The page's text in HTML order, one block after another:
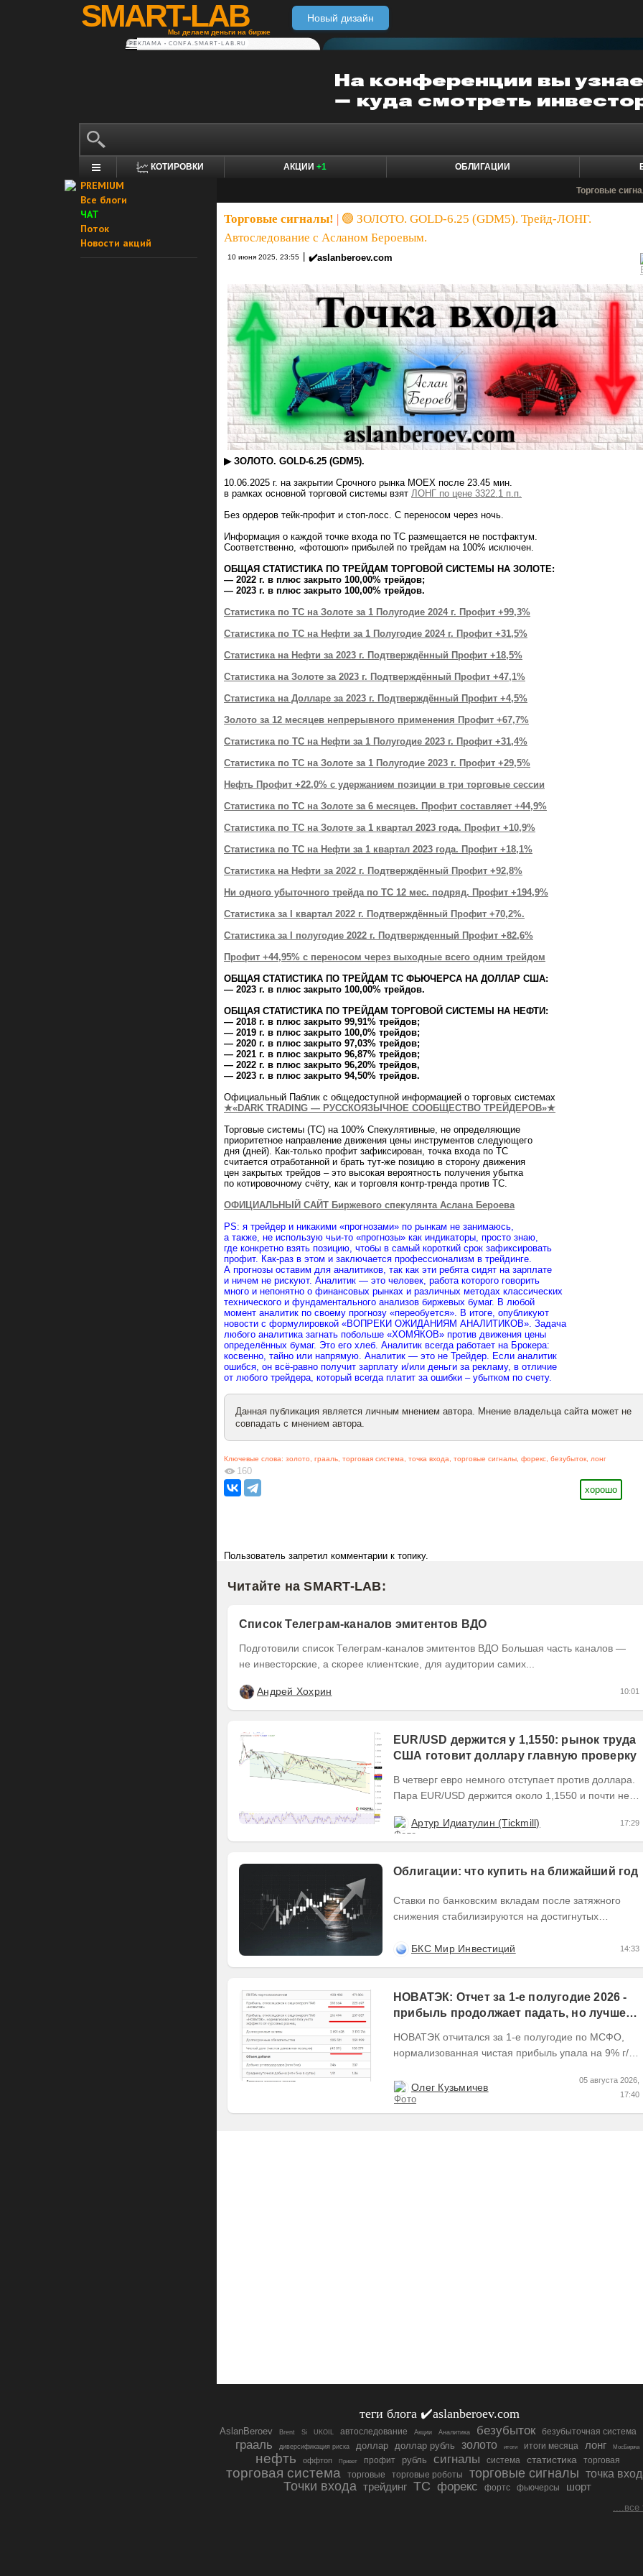
SMART-LAB
Мы делаем деньги на бирже
Новый дизайн
РЕКЛАМА • CONFA.SMART-LAB.RU
КОТИРОВКИ АКЦИИ +1 ОБЛИГАЦИИ
PREMIUM
Все блоги
ЧАТ
Поток
Новости акций
Торговые
Торговые сигналы!
🟢 ЗОЛОТО. GOLD-6.25 (GDМ5). Трейд-ЛОНГ.
Автоследование с Асланом Бероевым.
10 июня 2025, 23:55 ✔️aslanberoev.com
▶ ЗОЛОТО. GOLD-6.25 (GDM5).
10.06.2025 г. на закрытии Срочного рынка МОЕХ после 23.45 мин.
в рамках основной торговой системы взят ЛОНГ по цене 3322.1 п.п.
Без ордеров тейк-профит и стоп-лосс. С переносом через ночь.
Информация о каждой точке входа по ТС размещается не постфактум.
Соответственно, «фотошоп» прибылей по трейдам на 100% исключен.
ОБЩАЯ СТАТИСТИКА ПО ТРЕЙДАМ ТОРГОВОЙ СИСТЕМЫ НА ЗОЛОТЕ:
— 2022 г. в плюс закрыто 100,00% трейдов;
— 2023 г. в плюс закрыто 100,00% трейдов.
Статистика по ТС на Золоте за 1 Полугодие 2024 г. Профит +99,3%
Статистика по ТС на Нефти за 1 Полугодие 2024 г. Профит +31,5%
Статистика на Нефти за 2023 г. Подтверждённый Профит +18,5%
Статистика на Золоте за 2023 г. Подтверждённый Профит +47,1%
Статистика на Долларе за 2023 г. Подтверждённый Профит +4,5%
Золото за 12 месяцев непрерывного применения Профит +67,7%
Статистика по ТС на Нефти за 1 Полугодие 2023 г. Профит +31,4%
Статистика по ТС на Золоте за 1 Полугодие 2023 г. Профит +29,5%
Нефть Профит +22,0% с удержанием позиции в три торговые сессии
Статистика по ТС на Золоте за 6 месяцев. Профит составляет +44,9%
Статистика по ТС на Золоте за 1 квартал 2023 года. Профит +10,9%
Статистика по ТС на Нефти за 1 квартал 2023 года. Профит +18,1%
Статистика на Нефти за 2022 г. Подтверждённый Профит +92,8%
Ни одного убыточного трейда по ТС 12 мес. подряд. П рофит +194,9%
Статистика за I квартал 2022 г. Подтверждённый Профит +70,2%.
Статистика за I полугодие 2022 г. Подтвержденный Профит +82,6%
Профит +44,95% с переносом через выходные всего одним трейдом
ОБЩАЯ СТАТИСТИКА ПО ТРЕЙДАМ ТС ФЬЮЧЕРСА НА ДОЛЛАР США:
— 2023 г. в плюс закрыто 100,00% трейдов.
ОБЩАЯ СТАТИСТИКА ПО ТРЕЙДАМ ТОРГОВОЙ СИСТЕМЫ НА НЕФТИ:
— 2018 г. в плюс закрыто 99,91% трейдов;
— 2019 г. в плюс закрыто 100,0% трейдов;
— 2020 г. в плюс закрыто 97,03% трейдов;
— 2021 г. в плюс закрыто 96,87% трейдов;
— 2022 г. в плюс закрыто 96,20% трейдов,
— 2023 г. в плюс закрыто 94,50% трейдов.
Официальный Паблик с общедоступной информацией о торговых системах
★«DARK TRADING — РУССКОЯЗЫЧНОЕ СООБЩЕСТВО ТРЕЙДЕРОВ»★
Торговые системы (ТС) на 100% Спекулятивные, не определяющие
приоритетное направление движения цены инструментов следующего
дня (дней). Как-только профит зафиксирован, точка входа по ТС
считается отработанной и брать тут-же позицию в сторону движения
цен закрытых трейдов – это высокая вероятность получения убытка
по котировочному счёту, как и торговля контр-тренда против ТС.
ОФИЦИАЛЬНЫЙ САЙТ Биржевого спекулянта Аслана Бероева
PS: я трейдер и никакими «прогнозами» по рынкам не занимаюсь,
а также, не использую чьи-то «прогнозы» как индикаторы, просто знаю,
где конкретно взять позицию, чтобы в самый короткий срок зафиксировать
профит. Как-раз в этом и заключается профессионализм в трейдинге.
А прогнозы оставим для аналитиков, так как эти ребята сидят на зарплате
и ничем не рискуют. Аналитик — это человек, работа которого говорить
много и непонятно о финансовых рынках и различных методах классических
технического и фундаментального анализов биржевых бумаг. В любой
момент аналитик по своему прогнозу «переобуется». В итоге, опубликуют
новости с формулировкой «ВОПРЕКИ ОЖИДАНИЯМ АНАЛИТИКОВ». Задача
любого аналитика загнать побольше «ХОМЯКОВ» против движения цены
определённых бумаг. Это его хлеб. Аналитик всегда работает на Брокера:
косвенно, тайно или напрямую. Аналитик — это не Трейдер. Если аналитик
ошибся, он всё-равно получит зарплату и/или деньги за рекламу, в отличие
от любого трейдера, который всегда платит за ошибки – убытком по счету.
Данная публикация является личным мнением автора. Мнение владельца сайта может не
совпадать с мнением автора.
Ключевые слова: золото, грааль, торговая система, точка входа, торговые сигналы, форекс, безубыток, лонг
160
хорошо
Пользователь запретил комментарии к топику.
Читайте на SMART-LAB:
Список Телеграм-каналов эмитентов ВДО
Подготовили список Телеграм-каналов эмитентов ВДО Большая часть каналов —
не инвесторские, а скорее клиентские, для аудитории самих...
Андрей Хохрин 10:01
EUR/USD держится у 1,1550: рынок труда
США готовит доллару главную проверку
В четверг евро немного отступает против доллара.
Пара EUR/USD держится около 1,1550 и почти не
Артур Идиатулин (Tickmill)
17:29
Облигации: что купить на ближайший год
Ставки по банковским вкладам после затяжного
снижения стабилизируются на достигнутых
высоким...
БКС Мир Инвестиций 14:33
НОВАТЭК: Отчет за 1-е полугодие 2026 -
прибыль продолжает падать, но лучшее
НОВАТЭК отчитался за 1-е полугодие по МСФО,
нормализованная чистая прибыль упала на 9% г/г
Олег Кузьмичев
05 августа 2026,
17:40
теги блога ✔️aslanberoev.com
AslanBeroev Brent Si UKOIL автоследование Акции Аналитика безубыток безубыточная система
грааль диверсификация риска доллар доллар рубль золото итоги итоги месяца лонг МосБиржа
нефть оффтоп Привет профит рубль сигналы система статистика торговая
торговая система торговые торговые роботы торговые сигналы точка
Точки входа трейдинг ТС форекс фортс фьючерсы шорт
....все